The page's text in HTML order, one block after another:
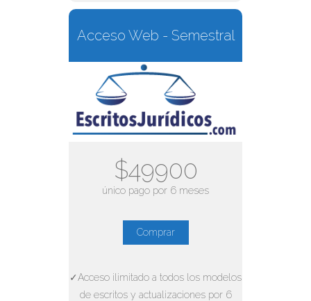
Acceso Web - Semestral
$49900
único pago por 6 meses
Comprar
✓Acceso ilimitado a todos los modelos
de escritos y actualizaciones por 6